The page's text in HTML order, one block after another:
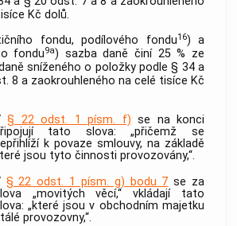
Kč dolů.
fondu, podílového fondu16) a
fondu9a) sazba daně činí 25 % ze
sníženého o položky podle § 34 a
8 a zaokrouhleného na celé tisíce Kč
§ 22 odst. 1 písm. f) se na konci
tato slova: „přičemž se
k povaze smlouvy, na základě
jsou tyto činnosti provozovány,“.
§ 22 odst. 1 písm. g) bodu 7 se za
„movitých věcí,“ vkládají tato
„které jsou v obchodním majetku
provozovny,“.